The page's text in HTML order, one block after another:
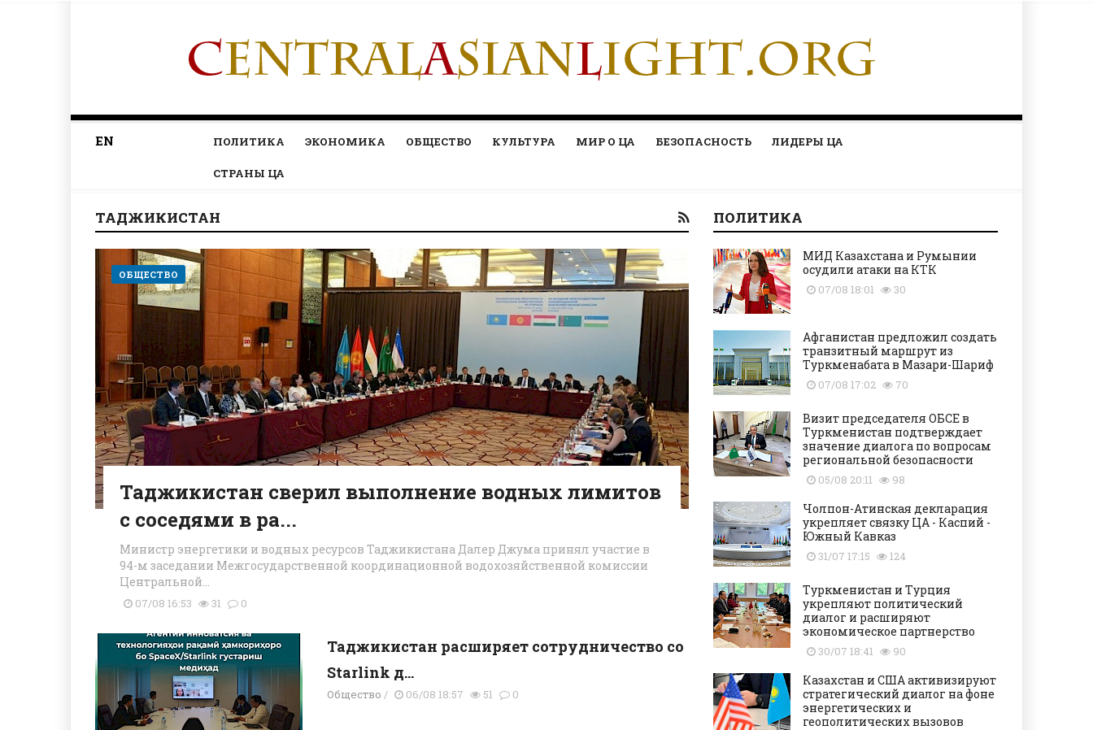
EN ПОЛИТИКА ЭКОНОМИКА ОБЩЕСТВО КУЛЬТУРА МИР О ЦА БЕЗОПАСНОСТЬ ЛИДЕРЫ ЦА
СТРАНЫ ЦА
ТАДЖИКИСТАН
ОБЩЕСТВО
Таджикистан сверил выполнение водных лимитов
с соседями в ра...
Министр энергетики и водных ресурсов Таджикистана Далер Джума принял участие в
94-м заседании Межгосударственной координационной водохозяйственной комиссии
Центральной...
07/08 16:53 31 0
Таджикистан расширяет сотрудничество со
Starlink д...
Общество / 06/08 18:57 51 0
ПОЛИТИКА
МИД Казахстана и Румынии
осудили атаки на КТК
07/08 18:01 30
Афганистан предложил создать
транзитный маршрут из
Туркменабата в Мазари-Шариф
07/08 17:02 70
Визит председателя ОБСЕ в
Туркменистан подтверждает
значение диалога по вопросам
региональной безопасности
05/08 20:11 98
Чолпон-Атинская декларация
укрепляет связку ЦА - Каспий -
Южный Кавказ
31/07 17:15 124
Туркменистан и Турция
укрепляют политический
диалог и расширяют
экономическое партнерство
30/07 18:41 90
Казахстан и США активизируют
стратегический диалог на фоне
энергетических и
геополитических вызовов